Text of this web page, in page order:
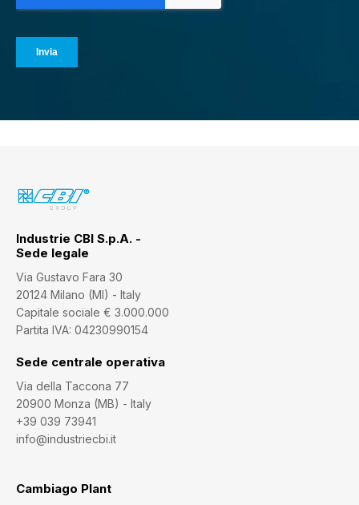
Industrie CBI S.p.A. -
Sede legale
Via Gustavo Fara 30
20124 Milano (MI) - Italy
Capitale sociale € 3.000.000
Partita IVA: 04230990154
Sede centrale operativa
Via della Taccona 77
20900 Monza (MB) - Italy
+39 039 73941
info@industriecbi.it
Cambiago Plant